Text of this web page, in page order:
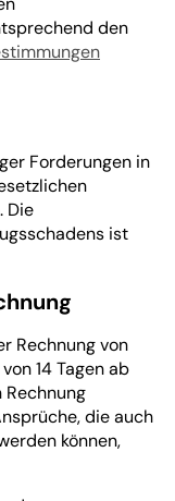
den
Forderungen in
Die
ist
Rechnung von
14 Tagen ab
die auch
können,